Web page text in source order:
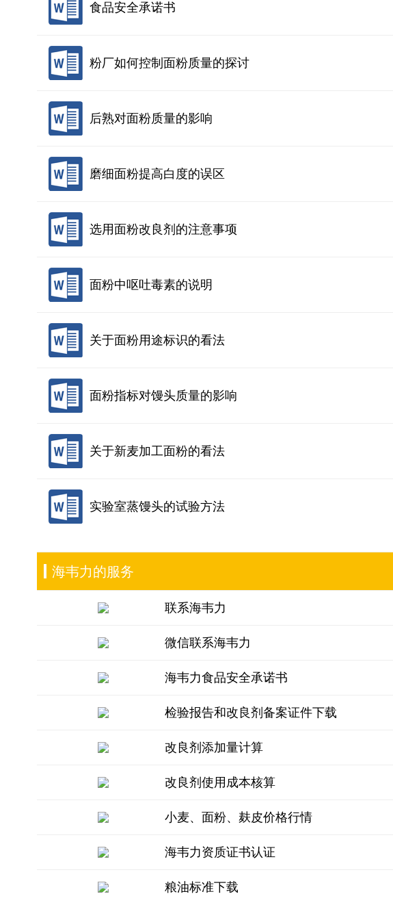
食品安全承诺书
粉厂如何控制面粉质量的探讨
后熟对面粉质量的影响
磨细面粉提高白度的误区
选用面粉改良剂的注意事项
面粉中呕吐毒素的说明
关于面粉用途标识的看法
面粉指标对馒头质量的影响
关于新麦加工面粉的看法
实验室蒸馒头的试验方法
海韦力的服务
联系海韦力
微信联系海韦力
海韦力食品安全承诺书
检验报告和改良剂备案证件下载
改良剂添加量计算
改良剂使用成本核算
小麦、面粉、麸皮价格行情
海韦力资质证书认证
粮油标准下载